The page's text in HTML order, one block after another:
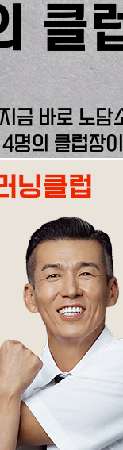
클
지금 바로 노담
4명의 클럽장